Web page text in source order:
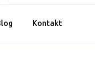
Kontakt